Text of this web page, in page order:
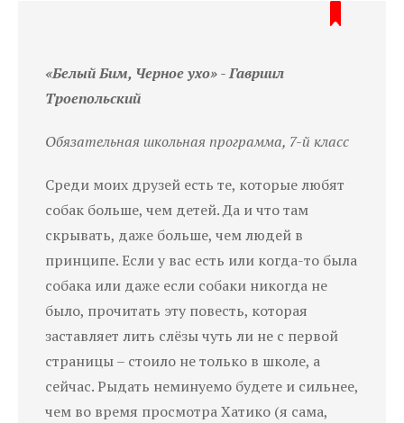
«Белый Бим, Черное ухо» -Гавриил
Троепольский
Обязательная школьная программа, 7-й класс
Среди моих друзей есть те, которые любят
собак больше, чем детей. Да и что там
скрывать, даже больше, чем людей в
принципе. Если у вас есть или когда-то была
собака или даже если собаки никогда не
было, прочитать эту повесть, которая
заставляет лить слёзы чуть ли не с первой
страницы – стоило не только в школе, а
сейчас. Рыдать неминуемо будете и сильнее,
чем во время просмотра Хатико (я сама,